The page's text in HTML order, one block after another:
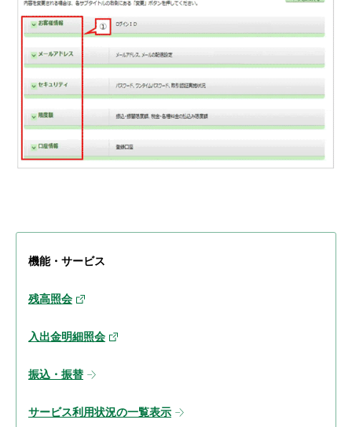
機能・サービス
残高照会
入出金明細照会
振込・振替
サービス利用状況の一覧表示